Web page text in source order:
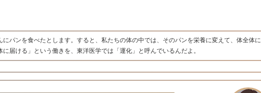
パンを食べたとします。すると、私たちの体の中では、そのパンを栄養に変えて、体全体に
届ける」という働きを、東洋医学では「運化」と呼んでいるんだよ。